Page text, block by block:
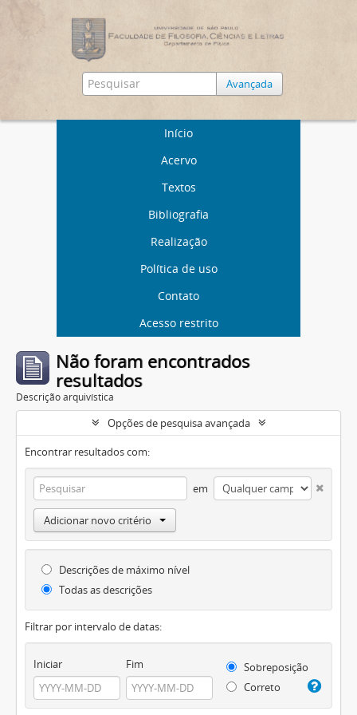
Avançada
Início
Acervo
Textos
Bibliografia
Realização
Política de uso
Contato
Acesso restrito
Não foram encontrados
resultados
Descrição arquivística
Opções de pesquisa avançada
Encontrar resultados com:
em
Adicionar novo critério
Descrições de máximo nível
Todas as descrições
Filtrar por intervalo de datas:
Iniciar Fim
Sobreposição
Correto